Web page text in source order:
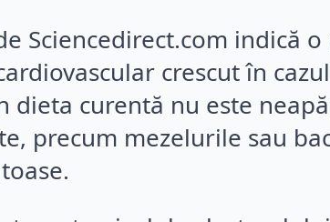
Sciencedirect.com indică
crescut în
curentă nu este
precum mezelurile sau